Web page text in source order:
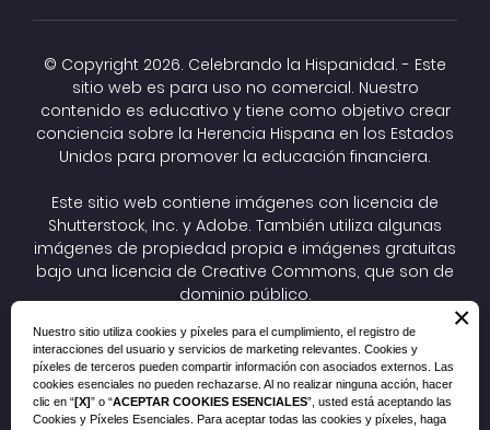
© Copyright 2026. Celebrando la Hispanidad. - Este
sitio web es para uso no comercial. Nuestro
contenido es educativo y tiene como objetivo crear
conciencia sobre la Herencia Hispana en los Estados
Unidos para promover la educación financiera.
Este sitio web contiene imágenes con licencia de
Shutterstock, Inc. y Adobe. También utiliza algunas
imágenes de propiedad propia e imágenes gratuitas
bajo una licencia de Creative Commons, que son de
dominio público.
derechos de autor, pero el autor ha optado por
autorizar previamente su reutilización. Si tiene un
problema de cumplimiento, una pregunta o un
asunto legal relacionado, envíenos un correo
×
Nuestro sitio utiliza cookies y píxeles para el cumplimiento, el registro de
interacciones del usuario y servicios de marketing relevantes. Cookies y
píxeles de terceros pueden compartir información con asociados externos. Las
cookies esenciales no pueden rechazarse. Al no realizar ninguna acción, hacer
clic en “[X]” o “ACEPTAR COOKIES ESENCIALES”, usted está aceptando las
Cookies y Píxeles Esenciales. Para aceptar todas las cookies y píxeles, haga